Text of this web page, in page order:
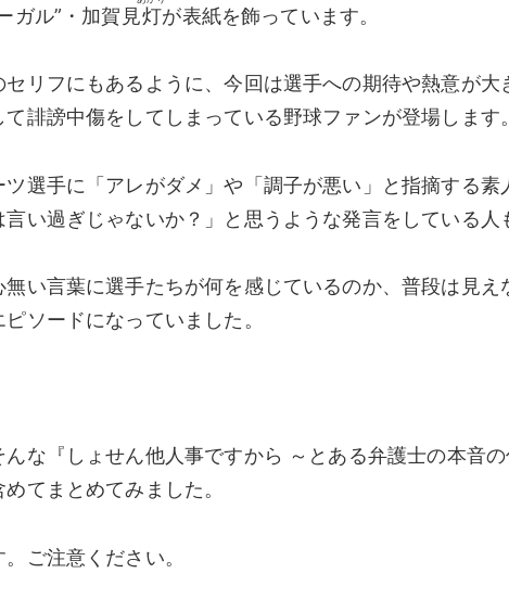
ガル”・加賀見灯が表紙を飾っています。
リフにもあるように、今回は選手への期待や熱意が大
誹謗中傷をしてしまっている野球ファンが登場します。
選手に「アレがダメ」や「調子が悪い」と指摘する素
い過ぎじゃないか？」と思うような発言をしている人
い言葉に選手たちが何を感じているのか、普段は見え
ソードになっていました。
な『しょせん他人事ですから ～とある弁護士の本音
てまとめてみました。
ご注意ください。